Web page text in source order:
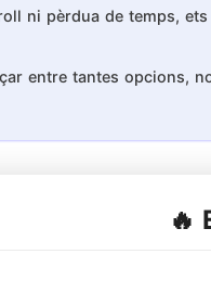
ni pèrdua de temps,
entre tantes opcions,
🔥